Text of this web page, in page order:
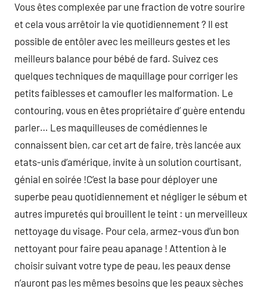
Vous êtes complexée par une fraction de votre sourire
et cela vous arrêtoir la vie quotidiennement ? Il est
possible de entôler avec les meilleurs gestes et les
meilleurs balance pour bébé de fard. Suivez ces
quelques techniques de maquillage pour corriger les
petits faiblesses et camoufler les malformation. Le
contouring, vous en êtes propriétaire d’ guère entendu
parler… Les maquilleuses de comédiennes le
connaissent bien, car cet art de faire, très lancée aux
etats-unis d’amérique, invite à un solution courtisant,
génial en soirée !C’est la base pour déployer une
superbe peau quotidiennement et négliger le sébum et
autres impuretés qui brouillent le teint : un merveilleux
nettoyage du visage. Pour cela, armez-vous d’un bon
nettoyant pour faire peau apanage ! Attention à le
choisir suivant votre type de peau, les peaux dense
n’auront pas les mêmes besoins que les peaux sèches